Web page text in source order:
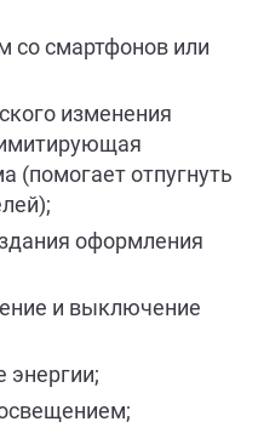
со смартфонов или
изменения
(помогает отпугнуть
оформления
и выключение
энергии;